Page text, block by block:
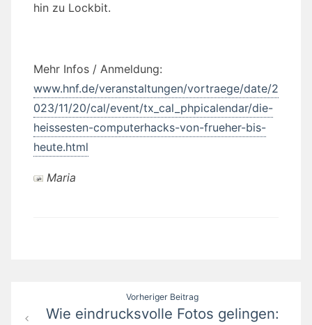
hin zu Lockbit.
Mehr Infos / Anmeldung:
www.hnf.de/veranstaltungen/vortraege/date/2
023/11/20/cal/event/tx_cal_phpicalendar/die-
heissesten-computerhacks-von-frueher-bis-
heute.html
Maria
Beitragsnavigation
Vorheriger Beitrag
Wie eindrucksvolle Fotos gelingen: